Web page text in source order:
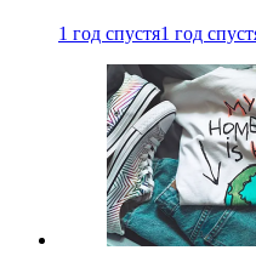
1 год спустя1 год